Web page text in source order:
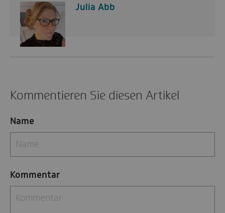
Julia Abb
Kommentieren Sie diesen Artikel
Name
Kommentar